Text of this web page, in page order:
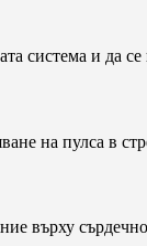
система и да
на пулса в
върху